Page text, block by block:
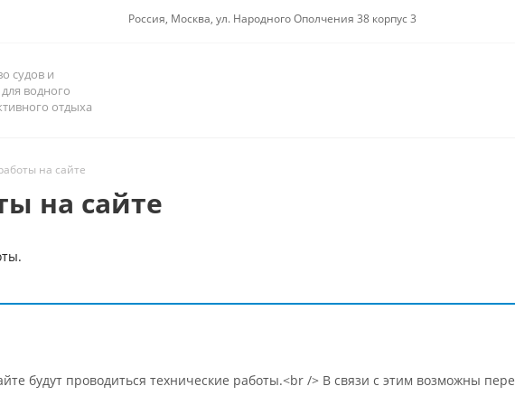
Россия, Москва, ул. Народного Ополчения 38 корпус 3
судов и
водного
отдыха
на сайте
на сайте
будут проводиться технические работы.<br /> В связи с этим возможны